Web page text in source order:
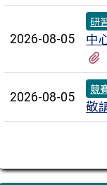
2026-08-05
研
中
2026-08-05
競
敬